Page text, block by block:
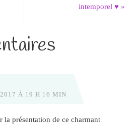
intemporel ♥»
À 19 H 16 MIN
la présentation de ce charmant